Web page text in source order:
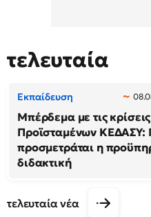
τελευταία
Εκπαίδευση
Μπέρδεμα με τις κρίσεις
Προϊσταμένων ΚΕΔΑΣΥ:
προσμετράται η
διδακτική
τελευταία νέα